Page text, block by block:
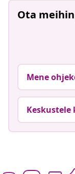
Ota
Mene
Keskustele